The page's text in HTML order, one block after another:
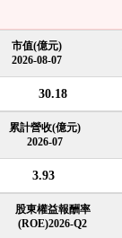
市值(億元)
2026-08-07
30.18
累計營收(億元)
2026-07
3.93
股東權益報酬率
(ROE)2026-Q2